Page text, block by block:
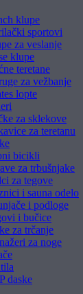
klupe
sportovi
za veslanje
klupe
teretane
za vežbanje
lopte
za sklekove
za teretanu
bicikli
za trbušnjake
za tegove
i sauna odelo
i podloge
i bučice
za trčanje
za noge
daske